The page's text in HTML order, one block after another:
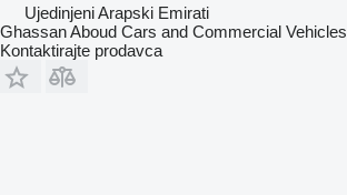
Ujedinjeni Arapski Emirati
Ghassan Aboud Cars and Commercial Vehicles
Kontaktirajte prodavca